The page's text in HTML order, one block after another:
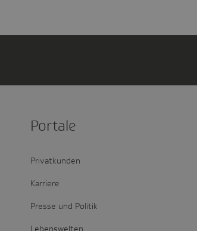
Portale
Privatkunden
Karriere
Presse und Politik
Lebenswelten